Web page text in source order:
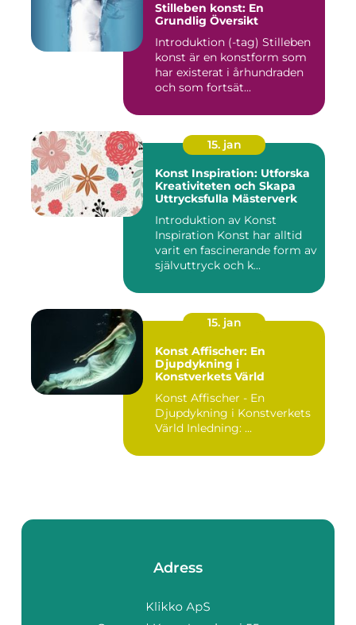
Stilleben konst: En
Grundlig Översikt
Introduktion (-tag) Stilleben
konst är en konstform som
har existerat i århundraden
och som fortsät...
15. jan
Konst Inspiration: Utforska
Kreativiteten och Skapa
Uttrycksfulla Mästerverk
Introduktion av Konst
Inspiration Konst har alltid
varit en fascinerande form av
självuttryck och k...
15. jan
Konst Affischer: En
Djupdykning i
Konstverkets Värld
Konst Affischer - En
Djupdykning i Konstverkets
Värld Inledning: ...
Adress